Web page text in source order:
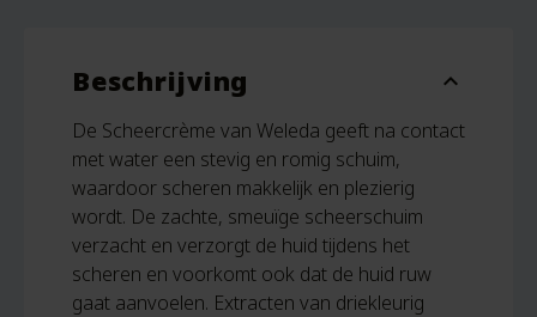
Beschrijving expand_more
De Scheercrème van Weleda geeft na contact
met water een stevig en romig schuim,
waardoor scheren makkelijk en plezierig
wordt. De zachte, smeuïge scheerschuim
verzacht en verzorgt de huid tijdens het
scheren en voorkomt ook dat de huid ruw
gaat aanvoelen. Extracten van driekleurig